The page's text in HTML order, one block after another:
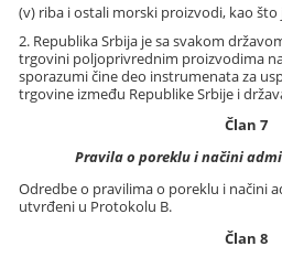
(v) riba i ostali morski proizvodi, kao
2. Republika Srbija je sa svakom
trgovini poljoprivrednim proizvodima
sporazumi čine deo instrumenata za
trgovine između Republike Srbije i
Član 7
Pravila o poreklu i načini
Odredbe o pravilima o poreklu i načini
utvrđeni u Protokolu B.
Član 8